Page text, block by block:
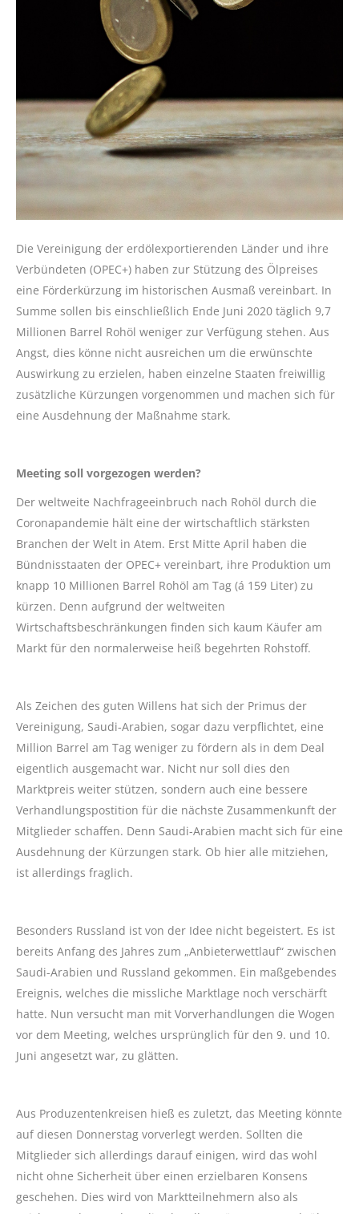
Die Vereinigung der erdölexportierenden Länder und ihre
Verbündeten (OPEC+) haben zur Stützung des Ölpreises
eine Förderkürzung im historischen Ausmaß vereinbart. In
Summe sollen bis einschließlich Ende Juni 2020 täglich 9,7
Millionen Barrel Rohöl weniger zur Verfügung stehen. Aus
Angst, dies könne nicht ausreichen um die erwünschte
Auswirkung zu erzielen, haben einzelne Staaten freiwillig
zusätzliche Kürzungen vorgenommen und machen sich für
eine Ausdehnung der Maßnahme stark.
Meeting soll vorgezogen werden?
Der weltweite Nachfrageeinbruch nach Rohöl durch die
Coronapandemie hält eine der wirtschaftlich stärksten
Branchen der Welt in Atem. Erst Mitte April haben die
Bündnisstaaten der OPEC+ vereinbart, ihre Produktion um
knapp 10 Millionen Barrel Rohöl am Tag (á 159 Liter) zu
kürzen. Denn aufgrund der weltweiten
Wirtschaftsbeschränkungen finden sich kaum Käufer am
Markt für den normalerweise heiß begehrten Rohstoff.
Als Zeichen des guten Willens hat sich der Primus der
Vereinigung, Saudi-Arabien, sogar dazu verpflichtet, eine
Million Barrel am Tag weniger zu fördern als in dem Deal
eigentlich ausgemacht war. Nicht nur soll dies den
Marktpreis weiter stützen, sondern auch eine bessere
Verhandlungspostition für die nächste Zusammenkunft der
Mitglieder schaffen. Denn Saudi-Arabien macht sich für eine
Ausdehnung der Kürzungen stark. Ob hier alle mitziehen,
ist allerdings fraglich.
Besonders Russland ist von der Idee nicht begeistert. Es ist
bereits Anfang des Jahres zum „Anbieterwettlauf“ zwischen
Saudi-Arabien und Russland gekommen. Ein maßgebendes
Ereignis, welches die missliche Marktlage noch verschärft
hatte. Nun versucht man mit Vorverhandlungen die Wogen
vor dem Meeting, welches ursprünglich für den 9. und 10.
Juni angesetzt war, zu glätten.
Aus Produzentenkreisen hieß es zuletzt, das Meeting könnte
auf diesen Donnerstag vorverlegt werden. Sollten die
Mitglieder sich allerdings darauf einigen, wird das wohl
nicht ohne Sicherheit über einen erzielbaren Konsens
geschehen. Dies wird von Marktteilnehmern also als